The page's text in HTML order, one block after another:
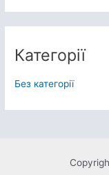
Категорії
Без категорії